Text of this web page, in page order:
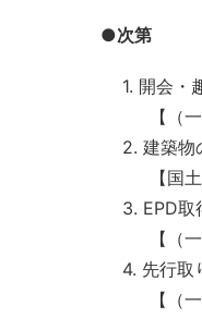
●次第
1. 開会・
【（
2. 建築物
【国
3. EPD取
【（
4. 先行取
【（